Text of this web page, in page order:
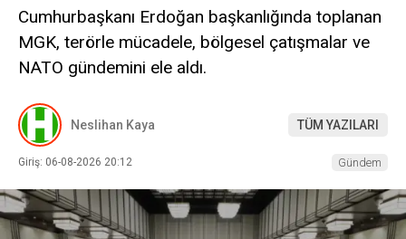
Cumhurbaşkanı Erdoğan başkanlığında toplanan
MGK, terörle mücadele, bölgesel çatışmalar ve
NATO gündemini ele aldı.
Neslihan Kaya TÜM YAZILARI
Giriş: 06-08-2026 20:12 Gündem